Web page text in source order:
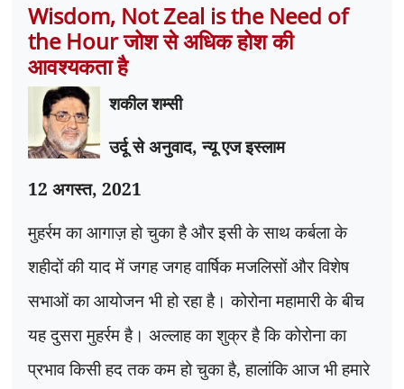
Wisdom, Not Zeal is the Need of
the Hour जोश से अधिक होश की
आवश्यकता है
शकील शम्सी
उर्दू से अनुवाद,न्यू एज इस्लाम
12 अगस्त, 2021
मुहर्रम का आगाज़ हो चुका है और इसी के साथ कर्बला के
शहीदों की याद में जगह जगह वार्षिक मजलिसों और विशेष
सभाओं का आयोजन भी हो रहा है। कोरोना महामारी के बीच
यह दुसरा मुहर्रम है। अल्लाह का शुक्र है कि कोरोना का
प्रभाव किसी हद तक कम हो चुका है,हालांकि आज भी हमारे